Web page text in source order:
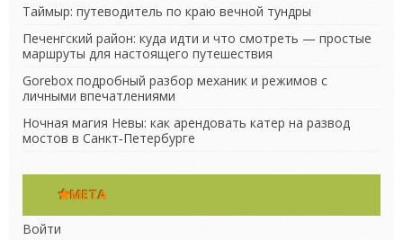
Таймыр: путеводитель по краю вечной тундры
Печенгский район: куда идти и что смотреть — простые
маршруты для настоящего путешествия
Gorebox подробный разбор механик и режимов с
личными впечатлениями
Ночная магия Невы: как арендовать катер на развод
мостов в Санкт‑Петербурге
МЕТА
Войти